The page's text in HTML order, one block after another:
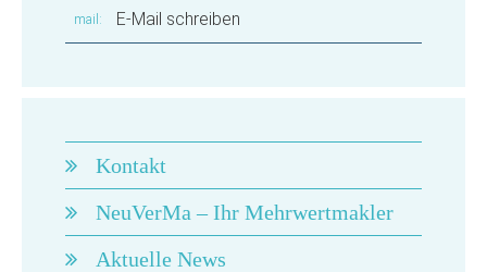
mail E-Mail schreiben
Kontakt
NeuVerMa – Ihr Mehrwertmakler
Aktuelle News